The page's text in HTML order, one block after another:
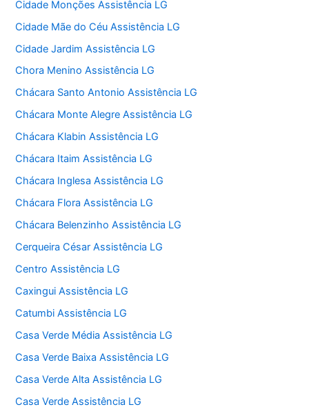
Cidade Monções Assistência LG
Cidade Mãe do Céu Assistência LG
Cidade Jardim Assistência LG
Chora Menino Assistência LG
Chácara Santo Antonio Assistência LG
Chácara Monte Alegre Assistência LG
Chácara Klabin Assistência LG
Chácara Itaim Assistência LG
Chácara Inglesa Assistência LG
Chácara Flora Assistência LG
Chácara Belenzinho Assistência LG
Cerqueira César Assistência LG
Centro Assistência LG
Caxingui Assistência LG
Catumbi Assistência LG
Casa Verde Média Assistência LG
Casa Verde Baixa Assistência LG
Casa Verde Alta Assistência LG
Casa Verde Assistência LG